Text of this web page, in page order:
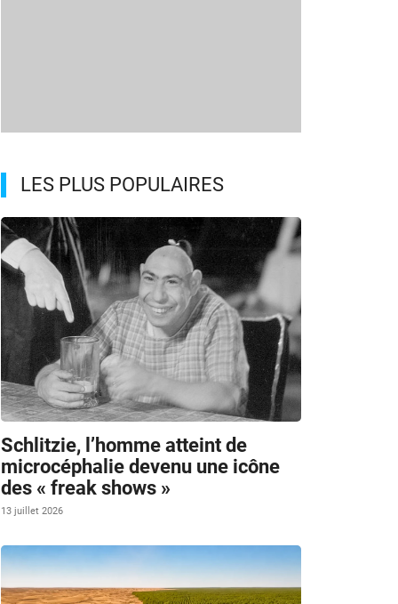
LES PLUS POPULAIRES
Schlitzie, l’homme atteint de
microcéphalie devenu une icône
des « freak shows »
13 juillet 2026